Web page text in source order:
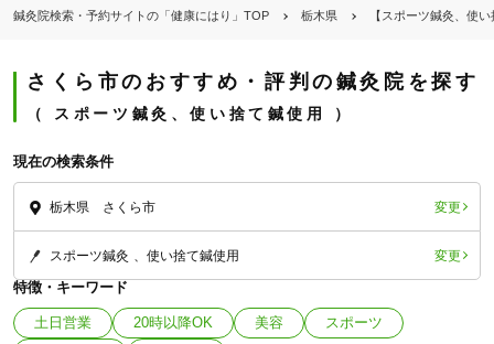
鍼灸院検索・予約サイトの「健康にはり」TOP 栃木県 【スポーツ鍼灸、使
さくら市のおすすめ・評判の鍼灸院を探す
スポーツ鍼灸、使い捨て鍼使用
現在の検索条件
栃木県 さくら市 変更
スポーツ鍼灸 使い捨て鍼使用 変更
特徴・キーワード
土日営業 20時以降OK 美容
スポーツ
「健康にはりを見た」